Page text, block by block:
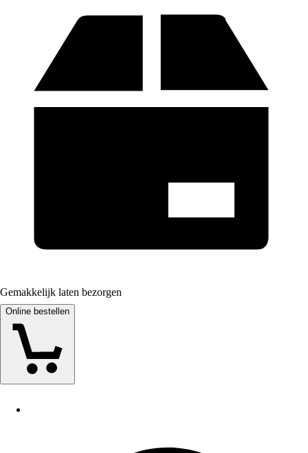
Gemakkelijk laten bezorgen
Online bestellen